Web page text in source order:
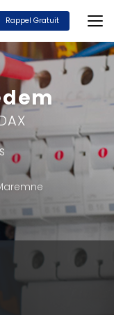
Rappel Gratuit